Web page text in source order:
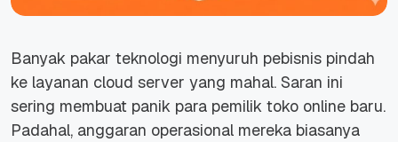
Banyak pakar teknologi menyuruh pebisnis pindah
ke layanan cloud server yang mahal. Saran ini
sering membuat panik para pemilik toko online baru.
Padahal, anggaran operasional mereka biasanya